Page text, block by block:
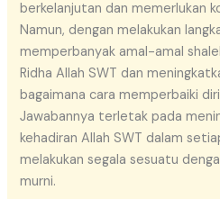
berkelanjutan dan memerlukan
Namun, dengan melakukan
memperbanyak amal-amal
Ridha Allah SWT dan
bagaimana cara memperbaiki
Jawabannya terletak pada
kehadiran Allah SWT dalam
melakukan segala sesuatu
murni.